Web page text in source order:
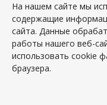
KM6060G0191R
светлый
керамогранит
Артикул:
Размер: 60*60 см
Вес: 37.50 кг
На нашем сайте мы
содержащие
сайта. Данные
работы нашего веб-
использовать cookie
браузера.